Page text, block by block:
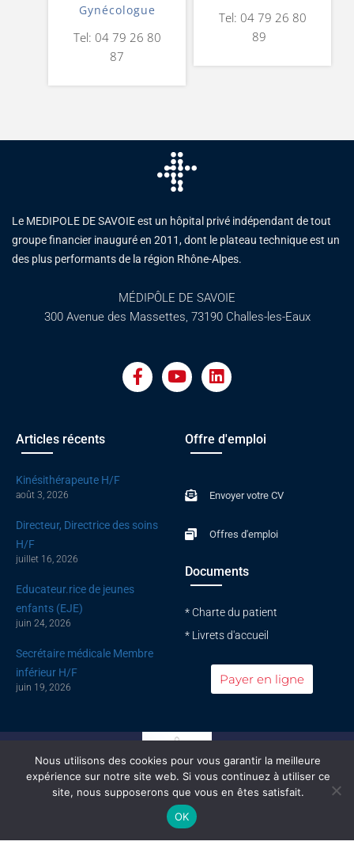
Gynécologue
Tel: 04 79 26 80
87
Tel: 04 79 26 80
89
Le MEDIPOLE DE SAVOIE est un hôpital privé indépendant de tout
groupe financier inauguré en 2011, dont le plateau technique est un
des plus performants de la région Rhône-Alpes.
MÉDIPÔLE DE SAVOIE
300 Avenue des Massettes, 73190 Challes-les-Eaux
a
c
o
u
b
i
n
d
i
Articles récents
Kinésithérapeute H/F
août 3, 2026
Directeur, Directrice des soins
H/F
juillet 16, 2026
Educateur.rice de jeunes
enfants (EJE)
juin 24, 2026
Secrétaire médicale Membre
inférieur H/F
juin 19, 2026
Offre d'emploi
Envoyer votre CV
Offres d'emploi
Documents
* Charte du patient
* Livrets d'accueil
Payer en ligne
Conseil national de l'ordre des médecins
© All rights reserved |Mentions légales|Politique de confidentialité
Nous utilisons des cookies pour vous garantir la meilleure
expérience sur notre site web. Si vous continuez à utiliser ce
site, nous supposerons que vous en êtes satisfait.
OK